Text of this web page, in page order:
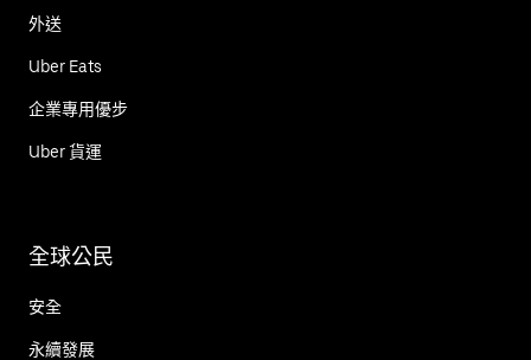
外送
Uber Eats
企業專用優步
Uber 貨運
全球公民
安全
永續發展